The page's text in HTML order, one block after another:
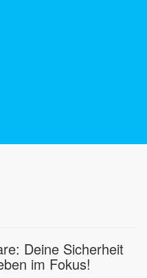
Deine Sicherheit
im Fokus!